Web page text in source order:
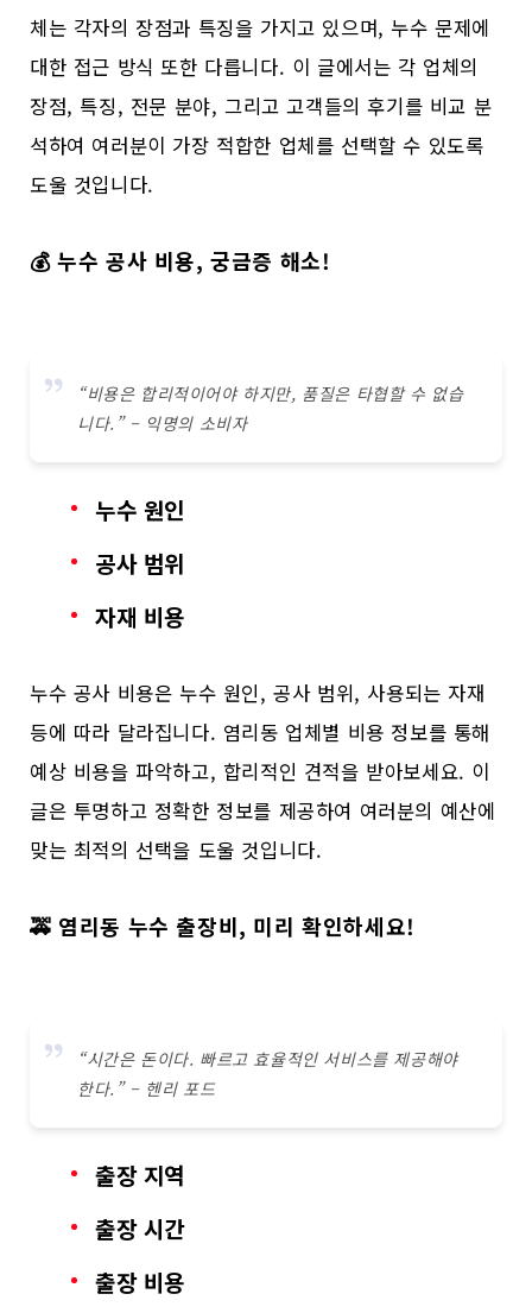
체는 각자의 장점과 특징을 가지고 있으며, 누수 문제에
대한 접근 방식 또한 다릅니다. 이 글에서는 각 업체의
장점, 특징, 전문 분야, 그리고 고객들의 후기를 비교 분
석하여 여러분이 가장 적합한 업체를 선택할 수 있도록
도울 것입니다.
💰 누수 공사 비용, 궁금증 해소!
“비용은 합리적이어야 하지만, 품질은 타협할 수 없습
니다.” – 익명의 소비자
누수 원인
공사 범위
자재 비용
누수 공사 비용은 누수 원인, 공사 범위, 사용되는 자재
등에 따라 달라집니다. 염리동 업체별 비용 정보를 통해
예상 비용을 파악하고, 합리적인 견적을 받아보세요. 이
글은 투명하고 정확한 정보를 제공하여 여러분의 예산에
맞는 최적의 선택을 도울 것입니다.
🚕 염리동 누수 출장비, 미리 확인하세요!
“시간은 돈이다. 빠르고 효율적인 서비스를 제공해야
한다.” – 헨리 포드
출장 지역
출장 시간
출장 비용